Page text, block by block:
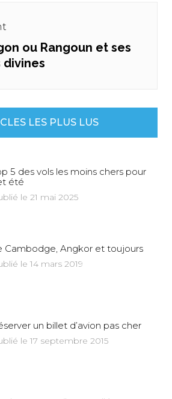
ou Rangoun et ses
divines
LES PLUS LUS
5 des vols les moins chers pour
été
le 21 mai 2025
Cambodge, Angkor et toujours
le 14 mars 2019
un billet d’avion pas cher
le 17 septembre 2015